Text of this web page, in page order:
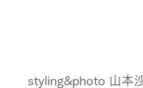
styling&photo 山本